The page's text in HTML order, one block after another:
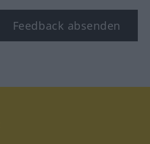
Feedback absenden